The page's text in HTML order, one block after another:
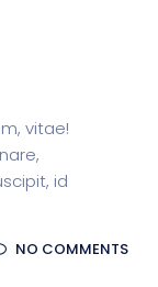
vitae!
id
NO COMMENTS